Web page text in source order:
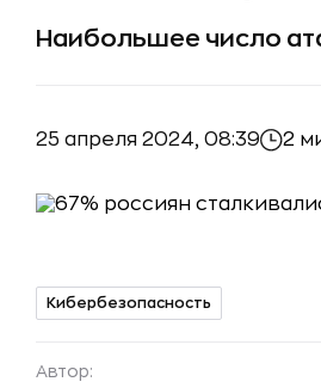
Наибольшее число
25 апреля 2024, 08:39 2
Кибербезопасность
Автор: